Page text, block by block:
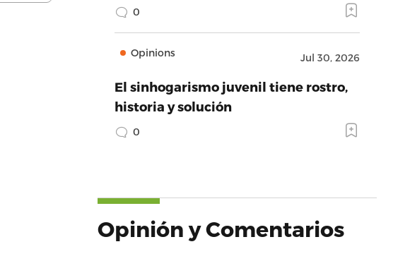
0
Opinions Jul 30, 2026
El sinhogarismo juvenil tiene rostro,
historia y solución
0
Opinión y Comentarios